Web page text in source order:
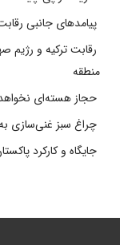
پیامدهای جانبی
رقابت ترکیه و رژیم
منطقه
حجاز هسته‌ای
چراغ سبز غنی‌سازی
جایگاه و کارکرد